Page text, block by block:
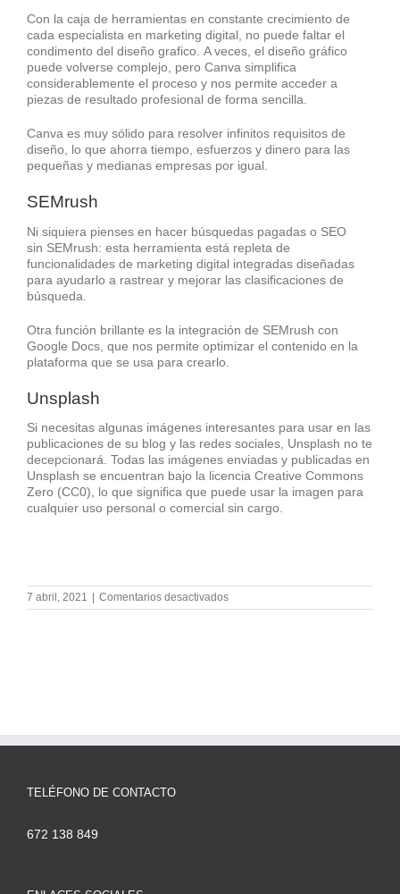
Con la caja de herramientas en constante crecimiento de
cada especialista en marketing digital, no puede faltar el
condimento del diseño grafico. A veces, el diseño gráfico
puede volverse complejo, pero Canva simplifica
considerablemente el proceso y nos permite acceder a
piezas de resultado profesional de forma sencilla.
Canva es muy sólido para resolver infinitos requisitos de
diseño, lo que ahorra tiempo, esfuerzos y dinero para las
pequeñas y medianas empresas por igual.
SEMrush
Ni siquiera pienses en hacer búsquedas pagadas o SEO
sin SEMrush: esta herramienta está repleta de
funcionalidades de marketing digital integradas diseñadas
para ayudarlo a rastrear y mejorar las clasificaciones de
búsqueda.
Otra función brillante es la integración de SEMrush con
Google Docs, que nos permite optimizar el contenido en la
plataforma que se usa para crearlo.
Unsplash
Si necesitas algunas imágenes interesantes para usar en las
publicaciones de su blog y las redes sociales, Unsplash no te
decepcionará. Todas las imágenes enviadas y publicadas en
Unsplash se encuentran bajo la licencia Creative Commons
Zero (CC0), lo que significa que puede usar la imagen para
cualquier uso personal o comercial sin cargo.
7 abril, 2021 Comentarios desactivadosen
5
TELÉFONO DE CONTACTO
672 138 849